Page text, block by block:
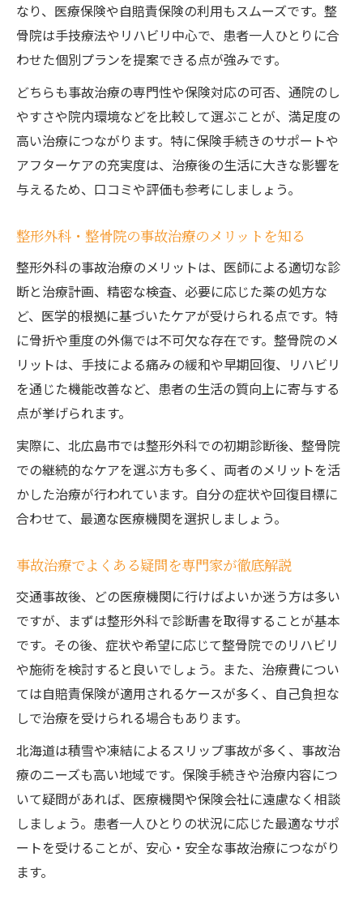
なり、医療保険や自賠責保険の利用もスムーズです。整
骨院は手技療法やリハビリ中心で、患者一人ひとりに合
わせた個別プランを提案できる点が強みです。
どちらも事故治療の専門性や保険対応の可否、通院のし
やすさや院内環境などを比較して選ぶことが、満足度の
高い治療につながります。特に保険手続きのサポートや
アフターケアの充実度は、治療後の生活に大きな影響を
与えるため、口コミや評価も参考にしましょう。
整形外科・整骨院の事故治療のメリットを知る
整形外科の事故治療のメリットは、医師による適切な診
断と治療計画、精密な検査、必要に応じた薬の処方な
ど、医学的根拠に基づいたケアが受けられる点です。特
に骨折や重度の外傷では不可欠な存在です。整骨院のメ
リットは、手技による痛みの緩和や早期回復、リハビリ
を通じた機能改善など、患者の生活の質向上に寄与する
点が挙げられます。
実際に、北広島市では整形外科での初期診断後、整骨院
での継続的なケアを選ぶ方も多く、両者のメリットを活
かした治療が行われています。自分の症状や回復目標に
合わせて、最適な医療機関を選択しましょう。
事故治療でよくある疑問を専門家が徹底解説
交通事故後、どの医療機関に行けばよいか迷う方は多い
ですが、まずは整形外科で診断書を取得することが基本
です。その後、症状や希望に応じて整骨院でのリハビリ
や施術を検討すると良いでしょう。また、治療費につい
ては自賠責保険が適用されるケースが多く、自己負担な
しで治療を受けられる場合もあります。
北海道は積雪や凍結によるスリップ事故が多く、事故治
療のニーズも高い地域です。保険手続きや治療内容につ
いて疑問があれば、医療機関や保険会社に遠慮なく相談
しましょう。患者一人ひとりの状況に応じた最適なサポ
ートを受けることが、安心・安全な事故治療につながり
ます。